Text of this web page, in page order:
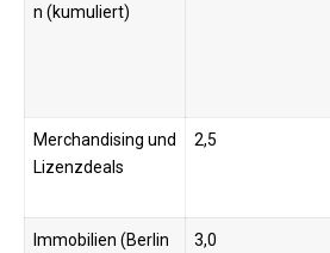
n (kumuliert)
Merchandising und
Lizenzdeals
2,5
Immobilien (Berlin
3,0